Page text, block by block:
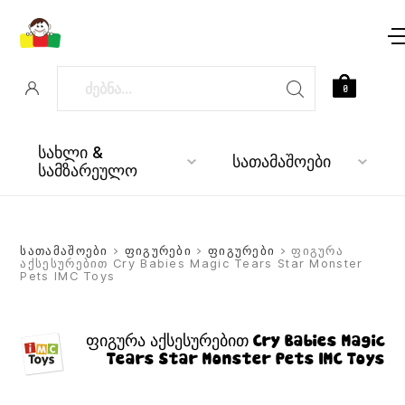
სახლი &
სამზარეულო სათამაშოები
0
სათამაშოები > ფიგურები > ფიგურები > ფიგურა
აქსესურებით Cry Babies Magic Tears Star Monster
Pets IMC Toys
ფიგურა აქსესურებით Cry Babies Magic
Tears Star Monster Pets IMC Toys